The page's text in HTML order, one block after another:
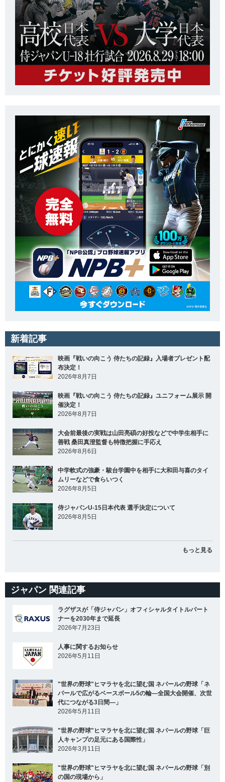
新着記事
映画『戦いの向こう 侍たちの記録』入場者プレゼント配
布決定！
2026年8月7日
映画『戦いの向こう 侍たちの記録』ユニフォーム展示 開
催決定！
2026年8月7日
大会前最後の実戦は山田亮碩の好投などで中学生相手に
善戦 桑田真澄監督も特徴把握に手応え
2026年8月6日
中学軟式の強豪・駿台学園中を相手に大和田与喜のタイ
ムリーなどで食らいつく
2026年8月5日
侍ジャパンU-15日本代表 選手決定について
2026年8月5日
もっと見る
ジャパン 関連記事
ラグザスが「侍ジャパン」オフィシャルタイトルパート
ナーを2030年まで延長
2026年7月23日
人事に関するお知らせ
2026年5月11日
"世界の野球"ヒマラヤを北に望む国 ネパールの野球「ネ
パールで広がるベースボール5の輪―全国大会開催、次世
代につながる3日間―」
2026年5月11日
"世界の野球"ヒマラヤを北に望む国 ネパールの野球「巨
人キャンプの足元にある国際性」
2026年3月11日
"世界の野球"ヒマラヤを北に望む国 ネパールの野球「別
の国の現場から」